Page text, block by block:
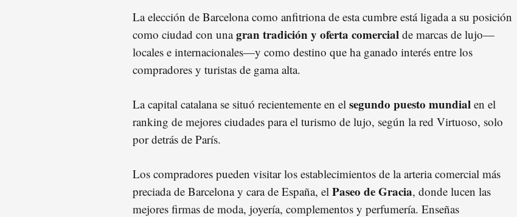
La elección de Barcelona como anfitriona de esta cumbre está ligada a su posición
como ciudad con unagran tradición y oferta comercial de marcas de lujo—
locales e internacionales—y como destino que ha ganado interés entre los
compradores y turistas de gama alta.
La capital catalana se situó recientemente en el segundo puesto mundial en el
ranking de mejores ciudades para el turismo de lujo, según la red Virtuoso, solo
por detrás de París.
Los compradores pueden visitar los establecimientos de la arteria comercial más
preciada de Barcelona y cara de España, el Paseo de Gracia, donde lucen las
mejores firmas de moda, joyería, complementos y perfumería. Enseñas